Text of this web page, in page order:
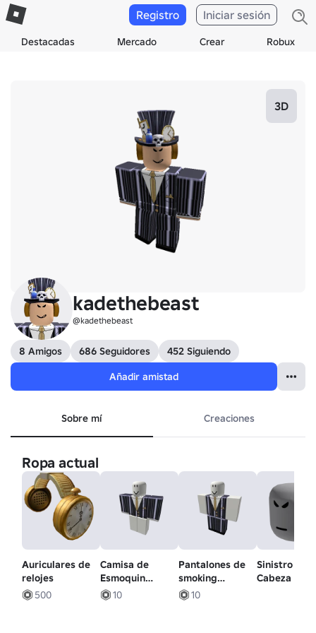
Destacadas Mercado Crear Robux
Registro Iniciar sesión
3D
kadethebeast
@kadethebeast
8 Amigos 686 Seguidores
452 Siguiendo
Añadir amistad
Sobre mí Creaciones
Ropa actual
Auriculares de
relojes
500
Camisa de
Esmoquin
Milliner
Macabra
10
Pantalones de
smoking
Milliner
macabros
10
Sinistro -
Cabeza